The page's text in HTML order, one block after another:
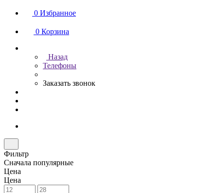
0 Избранное
0 Корзина
Назад
Телефоны
Заказать звонок
Фильтр
Сначала популярные
Цена
Цена